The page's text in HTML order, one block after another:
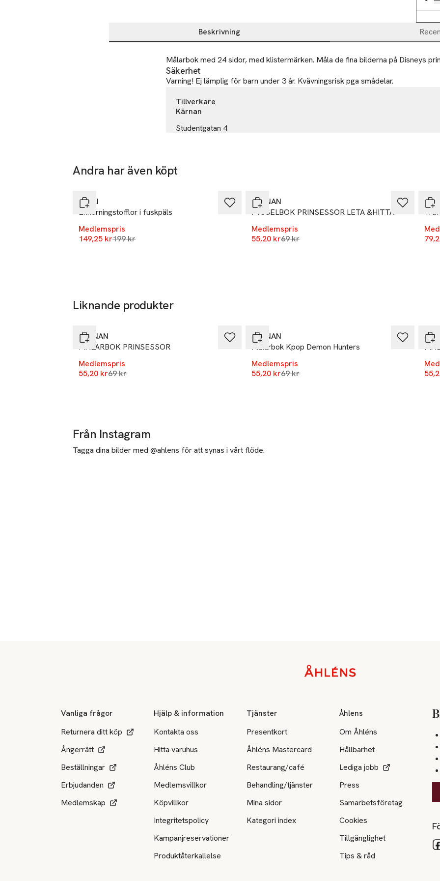
Beskrivning
Beskrivning
Målarbok med 24 sidor, med klistermärken. Måla de fina bilderna på Disneys
Säkerhet
Varning! Ej lämplig för barn under 3 år. Kvävningsrisk pga smådelar.
Tillverkare
Kärnan
Studentgatan 4
E-post
orderkontor@egmont.se
Andra har även köpt
-25%
RIKIKI
Enhörningstofflor i fuskpäls
Medlemspris
149,25 krLägsta pris 30 dagar
199 kr
KÄRNAN
PYSSELBOK PRINSESSOR LETA &HITTA
Medlemspris
55,20 krLägsta pris 30 dagar
69 kr
Liknande produkter
KÄRNAN
MÅLARBOK PRINSESSOR
Medlemspris
55,20 krLägsta pris 30 dagar
69 kr
KÄRNAN
Målarbok Kpop Demon Hunters
Medlemspris
55,20 krLägsta pris 30 dagar
69 kr
Från Instagram
Tagga dina bilder med @ahlens för att synas i vårt flöde.
Vanliga frågor
Returnera ditt köp
Ångerrätt
Beställningar
Erbjudanden
Medlemskap
Hjälp & information
Kontakta oss
Hitta varuhus
Åhléns Club
Medlemsvillkor
Köpvillkor
Integritetspolicy
Kampanjreservationer
Produktåterkallelse
Tjänster
Presentkort
Åhléns Mastercard
Restaurang/café
Behandling/tjänster
Mina sidor
Kategori index
Åhlens
Om Åhléns
Hållbarhet
Lediga jobb
Press
Samarbetsföretag
Cookies
Tillgänglighet
Tips & råd